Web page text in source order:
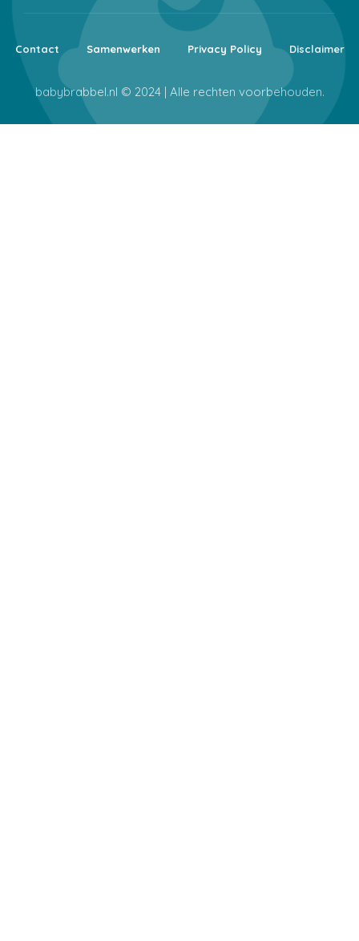
Contact Samenwerken Privacy Policy Disclaimer
babybrabbel.nl © 2024 | Alle rechten voorbehouden.